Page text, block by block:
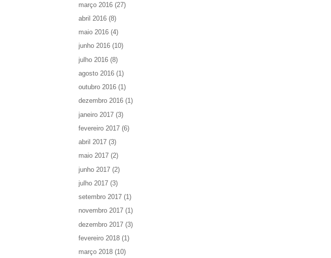
março 2016 (27)
abril 2016 (8)
maio 2016 (4)
junho 2016 (10)
julho 2016 (8)
agosto 2016 (1)
outubro 2016 (1)
dezembro 2016 (1)
janeiro 2017 (3)
fevereiro 2017 (6)
abril 2017 (3)
maio 2017 (2)
junho 2017 (2)
julho 2017 (3)
setembro 2017 (1)
novembro 2017 (1)
dezembro 2017 (3)
fevereiro 2018 (1)
março 2018 (10)